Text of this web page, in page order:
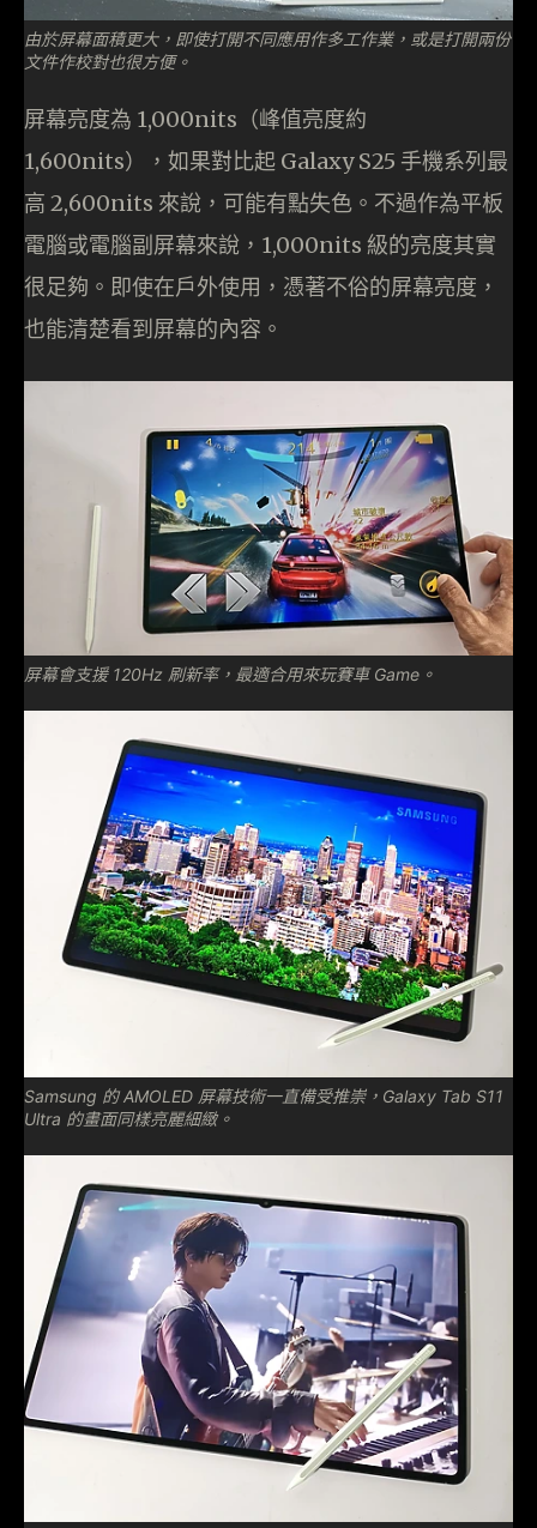
由於屏幕面積更大，即使打開不同應用作多工作業，或是打開兩份
文件作校對也很方便。
屏幕亮度為 1,000nits（峰值亮度約
1,600nits），如果對比起 Galaxy S25 手機系列最
高 2,600nits 來說，可能有點失色。不過作為平板
電腦或電腦副屏幕來說，1,000nits 級的亮度其實
很足夠。即使在戶外使用，憑著不俗的屏幕亮度，
也能清楚看到屏幕的內容。
屏幕會支援 120Hz 刷新率，最適合用來玩賽車 Game。
Samsung 的 AMOLED 屏幕技術一直備受推崇，Galaxy Tab S11
Ultra 的畫面同樣亮麗細緻。